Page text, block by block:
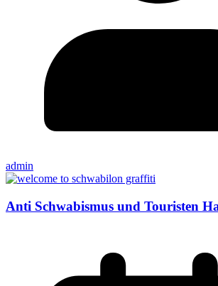
admin
Anti Schwabismus und Touristen